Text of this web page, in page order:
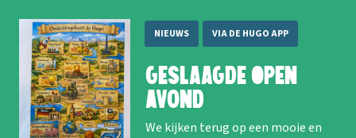
NIEUWS VIA DE HUGO APP
Geslaagde Open
Avond
We kijken terug op een mooie en